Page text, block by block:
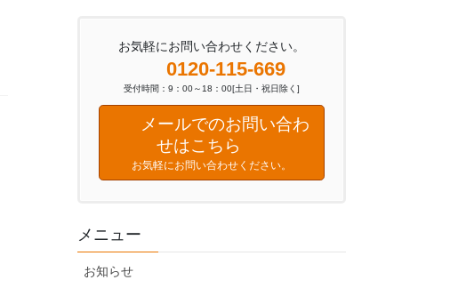
お気軽にお問い合わせください。
0120-115-669
受付時間：9：00～18：00[土日・祝日除く]
メールでのお問い合わ
せはこちら
お気軽にお問い合わせください。
メニュー
お知らせ